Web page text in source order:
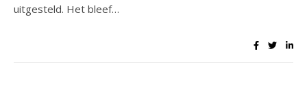
uitgesteld. Het bleef…